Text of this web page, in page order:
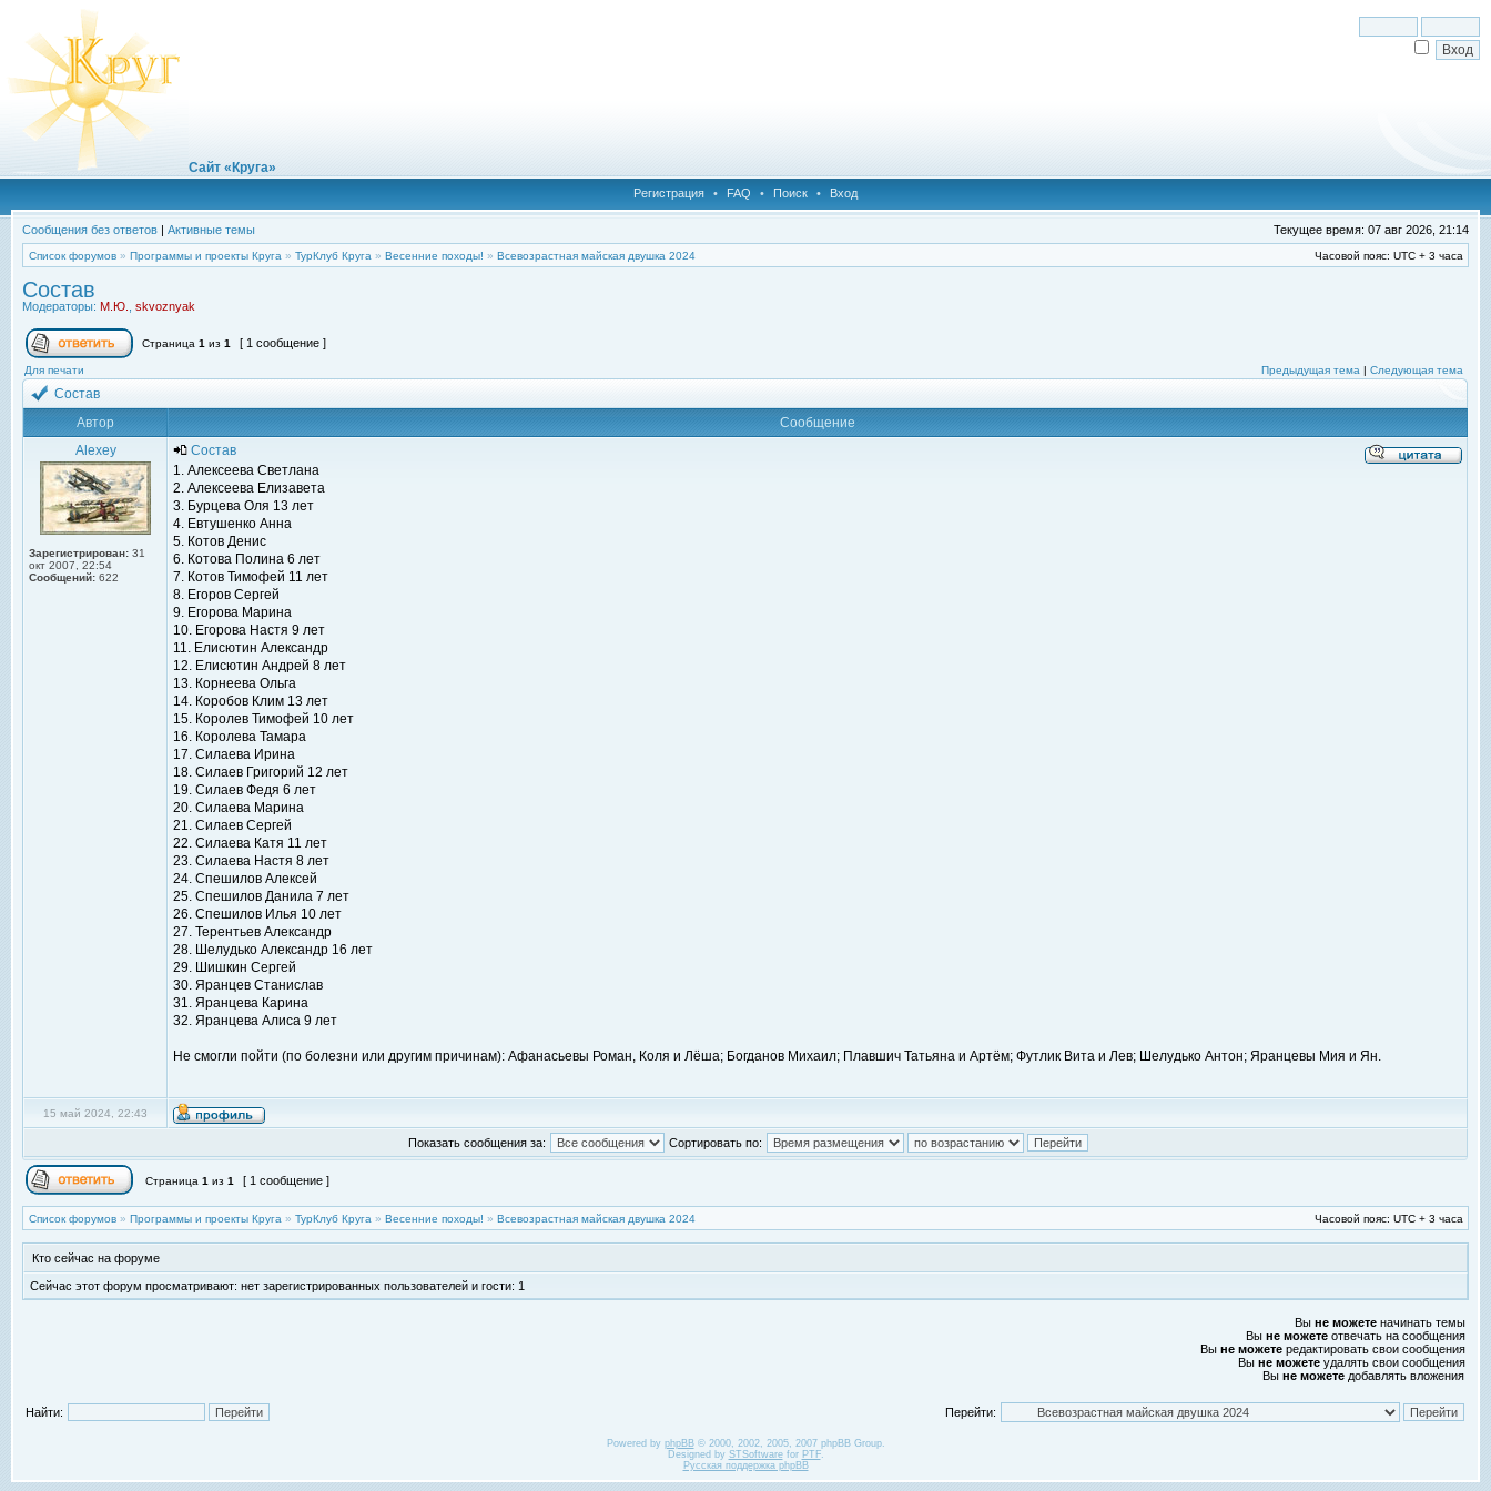
Сайт «Круга»
Регистрация • FAQ • Поиск • Вход
Сообщения без ответов | Активные темы Текущее время: 07 авг 2026, 21:14
Список форумов » Программы и проекты Круга » ТурКлуб Круга » Весенние походы! » Всевозрастная майская двушка 2024 Часовой пояс: UTC + 3 часа
Состав
Модераторы: М.Ю. skvoznyak
Страница 1 из 1 [ 1 сообщение ]
Для печати Предыдущая тема | Следующая тема
Состав
Автор
Сообщение
Alexey
Зарегистрирован: 31
окт 2007, 22:54
Сообщений: 622
Состав
1. Алексеева Светлана
2. Алексеева Елизавета
3. Бурцева Оля 13 лет
4. Евтушенко Анна
5. Котов Денис
6. Котова Полина 6 лет
7. Котов Тимофей 11 лет
8. Егоров Сергей
9. Егорова Марина
10. Егорова Настя 9 лет
11. Елисютин Александр
12. Елисютин Андрей 8 лет
13. Корнеева Ольга
14. Коробов Клим 13 лет
15. Королев Тимофей 10 лет
16. Королева Тамара
17. Силаева Ирина
18. Силаев Григорий 12 лет
19. Силаев Федя 6 лет
20. Силаева Марина
21. Силаев Сергей
22. Силаева Катя 11 лет
23. Силаева Настя 8 лет
24. Спешилов Алексей
25. Спешилов Данила 7 лет
26. Спешилов Илья 10 лет
27. Терентьев Александр
28. Шелудько Александр 16 лет
29. Шишкин Сергей
30. Яранцев Станислав
31. Яранцева Карина
32. Яранцева Алиса 9 лет
Не смогли пойти (по болезни или другим причинам): Афанасьевы Роман, Коля и Лёша; Богданов Михаил; Плавшич Татьяна и Артём; Футлик Вита и Лев; Шелудько Антон; Яранцевы Мия и Ян.
15 май 2024, 22:43
Показать сообщения за: Сортировать по:
Страница 1 из 1 [ 1 сообщение ]
Список форумов » Программы и проекты Круга » ТурКлуб Круга » Весенние походы! » Всевозрастная майская двушка 2024 Часовой пояс: UTC + 3 часа
Кто сейчас на форуме
Сейчас этот форум просматривают: нет зарегистрированных пользователей и гости: 1
Вы не можете начинать темы
Вы не можете отвечать на сообщения
Вы не можете редактировать свои сообщения
Вы не можете удалять свои сообщения
Вы не можете добавлять вложения
Найти: Перейти:
Powered by phpBB© 2000, 2002, 2005, 2007 phpBB Group.
Designed by STSoftwarefor PTF.
Русская поддержка phpBB